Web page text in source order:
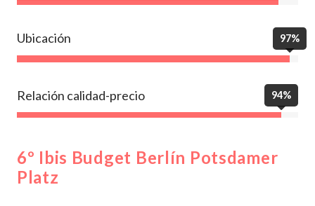
Ubicación 97%
Relación calidad-precio 94%
6º Ibis Budget Berlín Potsdamer
Platz